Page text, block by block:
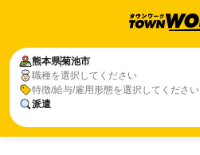
熊本県菊池市
職種を選択してください
特徴/給与/雇用形態を選択してください
派遣